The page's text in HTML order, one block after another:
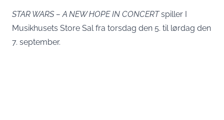
STAR WARS – A NEW HOPE IN CONCERTspiller I
Musikhusets Store Sal fra torsdag den 5. til lørdag den
7. september.